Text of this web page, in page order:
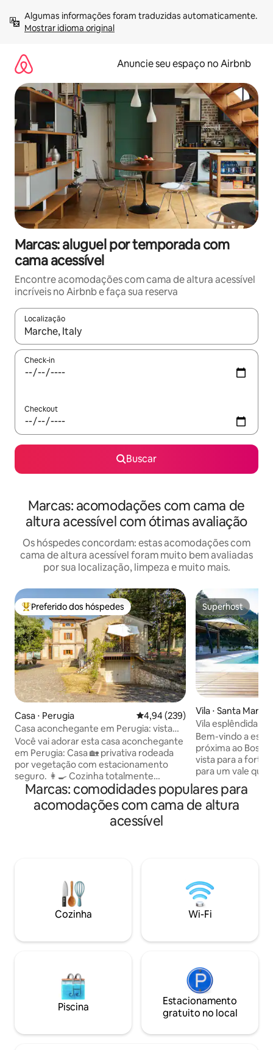
para
Mostrar idioma original
Anuncie seu espaço no Airbnb
Marcas: aluguel por temporada com
cama acessível
Encontre acomodações com cama de altura acessível
incríveis no Airbnb e faça sua reserva
Localização
Quando os resultados estiverem disponíveis, explore-os
Check-in
Checkout
Buscar
Marcas: acomodações com cama de
altura acessível com ótimas avaliação
Os hóspedes concordam: estas acomodações com
cama de altura acessível foram muito bem avaliadas
por sua localização, limpeza e muito mais.
Entre os melhores preferidos dos hóspedes
Preferido dos hóspedes
Casa ⋅ Perugia 4,94 de uma avaliação média de
4,94 (239)
Casa aconchegante em Perugia: vista
para o vale do jardim de estacionamento
Você vai adorar esta casa aconchegante
em Perugia: Casa 🏡 privativa rodeada
por vegetação com estacionamento
seguro. 👩‍🍳 Cozinha totalmente
equipada. Sala de estar 🔥 iluminada com
uma lareira encantadora e janela do
chão ao teto. 🛏️ Quarto espaçoso com
cama king size e guarda-roupa. Banheiro
centro histórico. Wi-Fi 💼 rápido. 🐾
Animais de estimação são bem-vindos!
Superhost
Superhost
Vila ⋅ Santa Maria
Vila esplêndida
fortaleza
Bem-vindo a esta
próxima ao Bosco
vista para a
para um vale que
um lugar que
alma, oferecendo
dia Troca extra
por pessoa
Marcas: comodidades populares para
acomodações com cama de altura
acessível
Cozinha Wi-Fi
Piscina
Estacionamento
gratuito no local